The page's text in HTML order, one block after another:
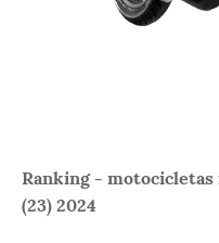
Ranking - motocicletas
(23) 2024